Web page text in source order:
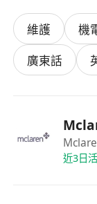
維護 機
廣東話
近3日